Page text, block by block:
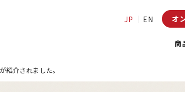
JP EN オ
商
介されました。